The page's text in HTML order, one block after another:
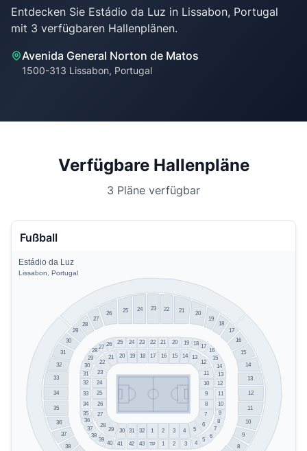
Entdecken Sie Estádio da Luz in Lissabon, Portugal
Avenida General Norton de Matos
1500-313 Lissabon, Portugal
Verfügbare Hallenpläne
3 Pläne verfügbar
Fußball
1 2 3 4 5
6
7
8
9
10
11
12
13
14
15
16
17
18
19
20
21
22
23
24
25
26
27
28
29 30 31 32
1 2 3 4 5
6
7
8
9
10
11
12
13
14
15
16
17
18
19
20
21
22
23
24
25
26
27
28
29
30
31
32
33
34
35
36
37
38
39 40 41 42 43 TP 8
9
10
11
12
13
14
15
16
17
18
19
20
21
22
23
24
25
26
27
28
29
30
31
32
33
34
35
36
37
38
Estádio da Luz
Lissabon, Portugal